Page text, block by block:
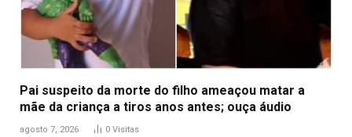
Pai suspeito da morte do filho ameaçou matar a
mãe da criança a tiros anos antes; ouça áudio
agosto 7, 2026 0 Visitas